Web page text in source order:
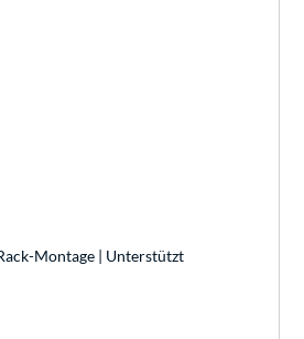
Montage | Unterstützt